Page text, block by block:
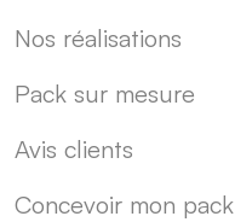
Nos réalisations
Pack sur mesure
Avis clients
Concevoir mon pack